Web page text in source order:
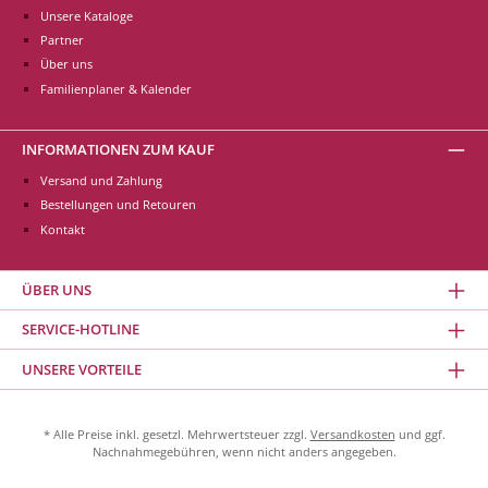
Unsere Kataloge
Partner
Über uns
Familienplaner & Kalender
INFORMATIONEN ZUM KAUF
Versand und Zahlung
Bestellungen und Retouren
Kontakt
ÜBER UNS
SERVICE-HOTLINE
UNSERE VORTEILE
* Alle Preise inkl. gesetzl. Mehrwertsteuer zzgl. Versandkosten und ggf.
Nachnahmegebühren, wenn nicht anders angegeben.